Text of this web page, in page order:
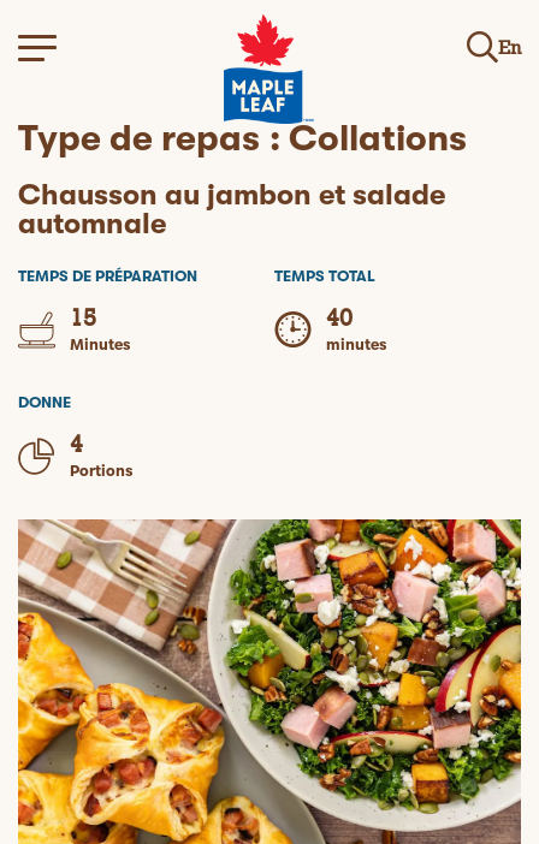
En
Type de repas : Collations
Chausson au jambon et salade
automnale
TEMPS DE PRÉPARATION
15
Minutes
TEMPS TOTAL
40
minutes
DONNE
4
Portions